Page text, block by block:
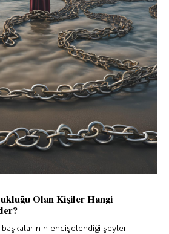
Olan Kişiler Hangi
endişelendiği şeyler